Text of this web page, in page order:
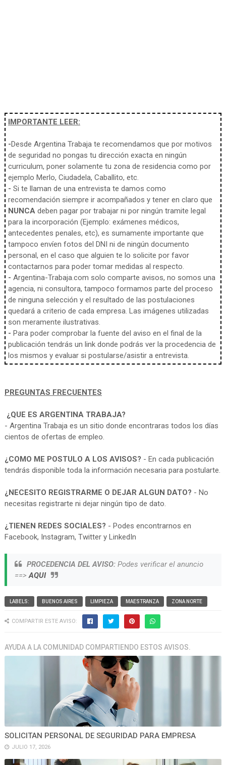
IMPORTANTE LEER:
-Desde Argentina Trabaja te recomendamos que por motivos
de seguridad no pongas tu dirección exacta en ningún
curriculum, poner solamente tu zona de residencia como por
ejemplo Merlo, Ciudadela, Caballito, etc.
- Si te llaman de una entrevista te damos como
recomendación siempre ir acompañados y tener en claro que
NUNCAdeben pagar por trabajar ni por ningún tramite legal
para la incorporación (Ejemplo: exámenes médicos,
antecedentes penales, etc), es sumamente importante que
tampoco envíen fotos del DNI ni de ningún documento
personal, en el caso que alguien te lo solicite por favor
contactarnos para poder tomar medidas al respecto.
- Argentina-Trabaja.com solo comparte avisos, no somos una
agencia, ni consultora, tampoco formamos parte del proceso
de ninguna selección y el resultado de las postulaciones
quedará a criterio de cada empresa. Las imágenes utilizadas
son meramente ilustrativas.
- Para poder comprobar la fuente del aviso en el final de la
publicación tendrás un link donde podrás ver la procedencia de
los mismos y evaluar si postularse/asistir a entrevista.
PREGUNTAS FRECUENTES
¿QUE ES ARGENTINA TRABAJA?
- Argentina Trabaja es un sitio donde encontraras todos los días
cientos de ofertas de empleo.
¿COMO ME POSTULO A LOS AVISOS? - En cada publicación
tendrás disponible toda la información necesaria para postularte.
¿NECESITO REGISTRARME O DEJAR ALGUN DATO? - No
necesitas registrarte ni dejar ningún tipo de dato.
¿TIENEN REDES SOCIALES? - Podes encontrarnos en
Facebook, Instagram, Twitter y LinkedIn
PROCEDENCIA DEL AVISO:Podes verificar el anuncio
==>AQUI
LABELS: BUENOS AIRES LIMPIEZA MAESTRANZA ZONA NORTE
COMPARTIR ESTE AVISO:
AYUDA A LA COMUNIDAD COMPARTIENDO ESTOS AVISOS.
SOLICITAN PERSONAL DE SEGURIDAD PARA EMPRESA
JULIO 17, 2026